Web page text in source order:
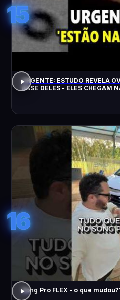
15
URGENTE: ESTUDO REVELA
BASE DELES - ELES CHEGAM
16
Song Pro FLEX - o que